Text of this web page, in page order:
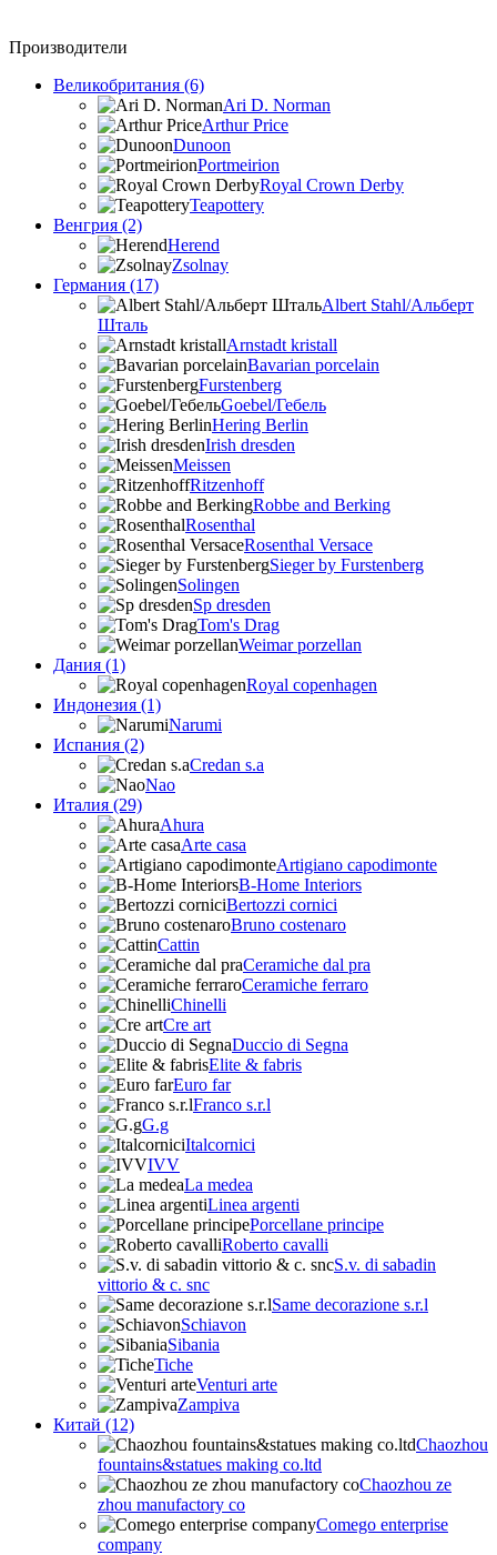
Производители
Великобритания (6)
Ari D. Norman
Arthur Price
Dunoon
Portmeirion
Royal Crown Derby
Teapottery
Венгрия (2)
Herend
Zsolnay
Германия (17)
Albert Stahl/Альбеpт
Шталь
Arnstadt kristall
Bavarian porcelain
Furstenberg
Goebel/Гебель
Hering Berlin
Irish dresden
Meissen
Ritzenhoff
Robbe and Berking
Rosenthal
Rosenthal Versace
Sieger by Furstenberg
Solingen
Sp dresden
Tom's Drag
Weimar porzellan
Дания (1)
Royal copenhagen
Индонезия (1)
Narumi
Испания (2)
Credan s.a
Nao
Италия (29)
Ahura
Arte casa
Artigiano capodimonte
B-Home Interiors
Bertozzi cornici
Bruno costenaro
Cattin
Ceramiche dal pra
Ceramiche ferraro
Chinelli
Cre art
Duccio di Segna
Elite & fabris
Euro far
Franco s.r.l
G.g
Italcornici
IVV
La medea
Linea argenti
Porcellane principe
Roberto cavalli
S.v. di sabadin
vittorio & c. snc
Same decorazione s.r.l
Schiavon
Sibania
Tiche
Venturi arte
Zampiva
Китай (12)
Chaozhou
fountains&statues making co.ltd
Chaozhou ze
zhou manufactory co
Comego enterprise
company